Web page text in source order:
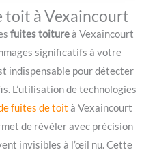
toit à Vexaincourt
fuites toitureà Vexaincourt
significatifs à votre
indispensable pour détecter
L’utilisation de technologies
fuites de toit à Vexaincourt
de révéler avec précision
invisibles à l’œil nu. Cette